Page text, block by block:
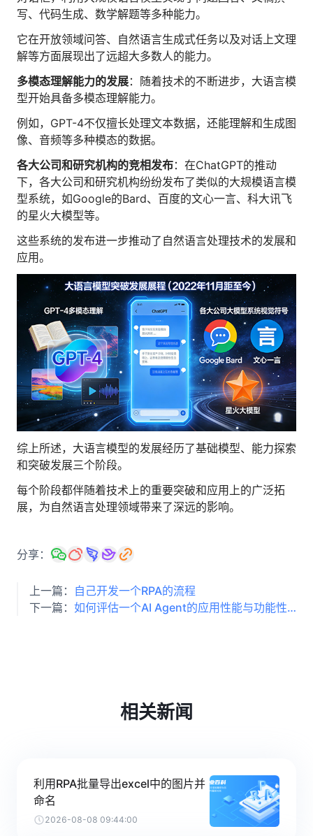
写、代码生成、数学解题等多种能力。
它在开放领域问答、自然语言生成式任务以及对话上文理
解等方面展现出了远超大多数人的能力。
多模态理解能力的发展：随着技术的不断进步，大语言模
型开始具备多模态理解能力。
例如，GPT-4不仅擅长处理文本数据，还能理解和生成图
像、音频等多种模态的数据。
各大公司和研究机构的竞相发布：在ChatGPT的推动
下，各大公司和研究机构纷纷发布了类似的大规模语言模
型系统，如Google的Bard、百度的文心一言、科大讯飞
的星火大模型等。
这些系统的发布进一步推动了自然语言处理技术的发展和
应用。
综上所述，大语言模型的发展经历了基础模型、能力探索
和突破发展三个阶段。
每个阶段都伴随着技术上的重要突破和应用上的广泛拓
展，为自然语言处理领域带来了深远的影响。
分享：
上一篇： 自己开发一个RPA的流程
下一篇：
如何评估一个AI Agent的应用性能与功能性？
相关新闻
利用RPA批量导出excel中的图片并
命名
2026-08-08 09:44:00